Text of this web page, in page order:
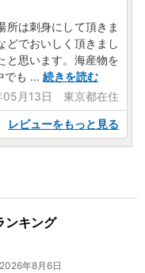
所は刺身にして頂きま
どでおいしく頂きまし
と思います。海産物を
でも ... 続きを読む
05月13日 東京都在住
レビューをもっと見る
ンキング
年8月6日